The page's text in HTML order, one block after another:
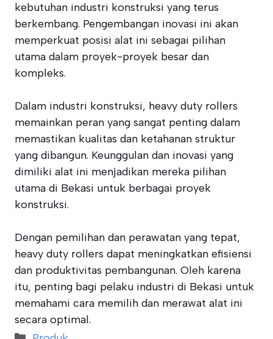
kebutuhan industri konstruksi yang terus
berkembang. Pengembangan inovasi ini akan
memperkuat posisi alat ini sebagai pilihan
utama dalam proyek-proyek besar dan
kompleks.
Dalam industri konstruksi, heavy duty rollers
memainkan peran yang sangat penting dalam
memastikan kualitas dan ketahanan struktur
yang dibangun. Keunggulan dan inovasi yang
dimiliki alat ini menjadikan mereka pilihan
utama di Bekasi untuk berbagai proyek
konstruksi.
Dengan pemilihan dan perawatan yang tepat,
heavy duty rollers dapat meningkatkan efisiensi
dan produktivitas pembangunan. Oleh karena
itu, penting bagi pelaku industri di Bekasi untuk
memahami cara memilih dan merawat alat ini
secara optimal.
Categories